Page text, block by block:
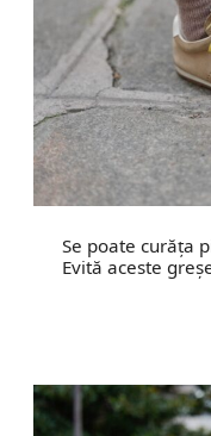
Se poate curăța
Evită aceste